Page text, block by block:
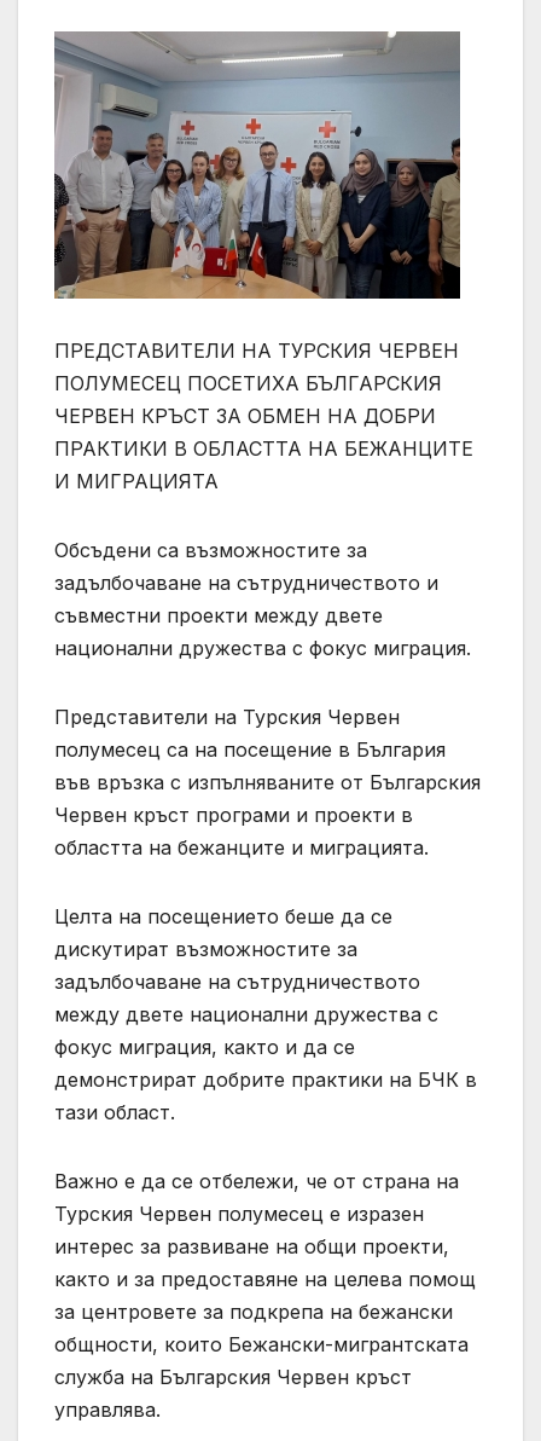
ПРЕДСТАВИТЕЛИ НА ТУРСКИЯ ЧЕРВЕН
ПОЛУМЕСЕЦ ПОСЕТИХА БЪЛГАРСКИЯ
ЧЕРВЕН КРЪСТ ЗА ОБМЕН НА ДОБРИ
ПРАКТИКИ В ОБЛАСТТА НА БЕЖАНЦИТЕ
И МИГРАЦИЯТА
Обсъдени са възможностите за
задълбочаване на сътрудничеството и
съвместни проекти между двете
национални дружества с фокус миграция.
Представители на Турския Червен
полумесец са на посещение в България
във връзка с изпълняваните от Българския
Червен кръст програми и проекти в
областта на бежанците и миграцията.
Целта на посещението беше да се
дискутират възможностите за
задълбочаване на сътрудничеството
между двете национални дружества с
фокус миграция, както и да се
демонстрират добрите практики на БЧК в
тази област.
Важно е да се отбележи, че от страна на
Турския Червен полумесец е изразен
интерес за развиване на общи проекти,
както и за предоставяне на целева помощ
за центровете за подкрепа на бежански
общности, които Бежански-мигрантската
служба на Българския Червен кръст
управлява.